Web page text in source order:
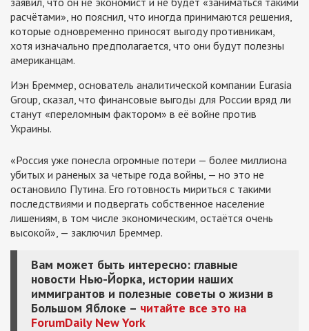
расчётами», но пояснил, что иногда принимаются решения,
которые одновременно приносят выгоду противникам,
хотя изначально предполагается, что они будут полезны
американцам.
Иэн Бреммер, основатель аналитической компании Eurasia
Group, сказал, что финансовые выгоды для России вряд ли
станут «переломным фактором» в её войне против
Украины.
«Россия уже понесла огромные потери — более миллиона
убитых и раненых за четыре года войны, — но это не
остановило Путина. Его готовность мириться с такими
последствиями и подвергать собственное население
лишениям, в том числе экономическим, остаётся очень
высокой», — заключил Бреммер.
Вам может быть интересно: главные
новости Нью-Йорка, истории наших
иммигрантов и полезные советы о жизни в
Большом Яблоке – читайте все это на
ForumDaily New York